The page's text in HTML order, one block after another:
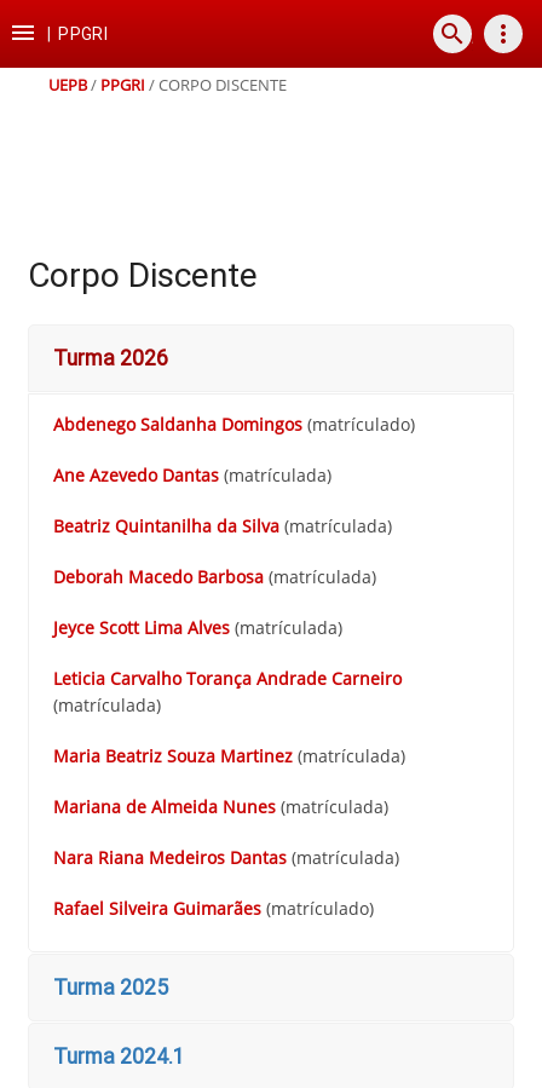
para
conteúdo
para
para
para
rodapé
 PPGRI search more_vert
UEPB/ PPGRI /CORPO DISCENTE
Corpo Discente
Turma 2026
Abdenego Saldanha Domingos (matrículado)
Ane Azevedo Dantas (matrículada)
Beatriz Quintanilha da Silva (matrículada)
Deborah Macedo Barbosa (matrículada)
Jeyce Scott Lima Alves (matrículada)
Leticia Carvalho Torança Andrade Carneiro
(matrículada)
Maria Beatriz Souza Martinez (matrículada)
Mariana de Almeida Nunes (matrículada)
Nara Riana Medeiros Dantas (matrículada)
Rafael Silveira Guimarães (matrículado)
Turma 2025
Turma 2024.1